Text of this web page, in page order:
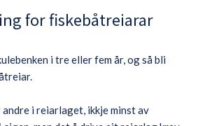
for fiskebåtreiarar
i tre eller fem år, og så bli
i reiarlaget, ikkje minst av